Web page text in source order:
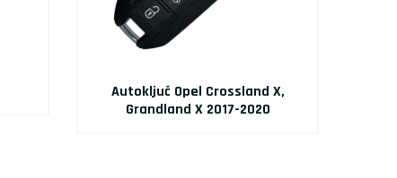
Autoključ Opel Crossland X,
Grandland X 2017-2020